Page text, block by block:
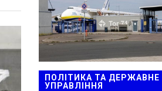
ПОЛІТИКА ТА ДЕРЖАВНЕ
УПРАВЛІННЯ